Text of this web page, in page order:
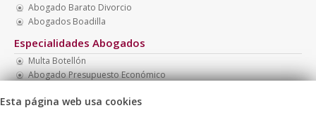
Abogado Barato Divorcio
Abogados Boadilla
Especialidades Abogados
Multa Botellón
Abogado Presupuesto Económico
Abogado Monitorio
Esta página web usa cookies